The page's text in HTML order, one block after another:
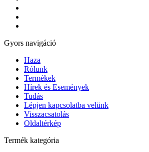
Gyors navigáció
Haza
Rólunk
Termékek
Hírek és Események
Tudás
Lépjen kapcsolatba velünk
Visszacsatolás
Oldaltérkép
Termék kategória